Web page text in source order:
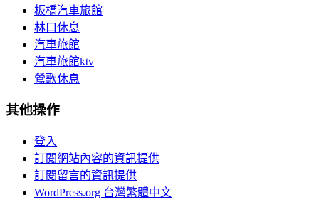
板橋汽車旅館
林口休息
汽車旅館
汽車旅館ktv
鶯歌休息
其他操作
登入
訂閱網站內容的資訊提供
訂閱留言的資訊提供
WordPress.org 台灣繁體中文